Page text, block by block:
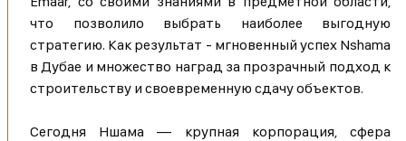
что позволило выбрать наиболее выгодную
стратегию. Как результат - мгновенный успех Nshama
в Дубае и множество наград за прозрачный подход к
строительству и своевременную сдачу объектов.
Сегодня Ншама — крупная корпорация, сфера